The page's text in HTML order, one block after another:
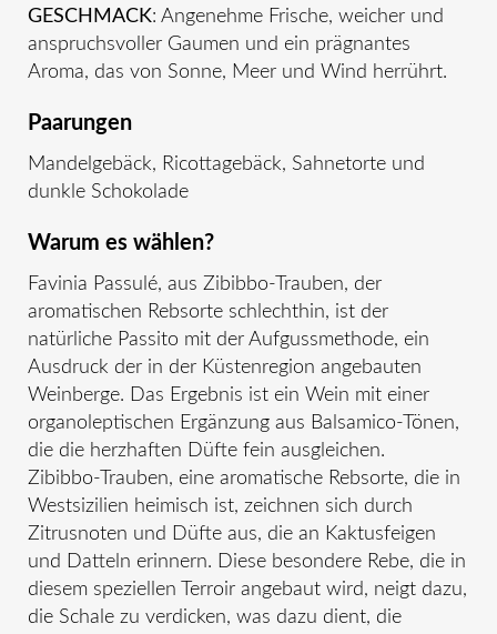
GESCHMACK: Angenehme Frische, weicher und
anspruchsvoller Gaumen und ein prägnantes
Aroma, das von Sonne, Meer und Wind herrührt.
Paarungen
Mandelgebäck, Ricottagebäck, Sahnetorte und
dunkle Schokolade
Warum es wählen?
Favinia Passulé, aus Zibibbo-Trauben, der
aromatischen Rebsorte schlechthin, ist der
natürliche Passito mit der Aufgussmethode, ein
Ausdruck der in der Küstenregion angebauten
Weinberge. Das Ergebnis ist ein Wein mit einer
organoleptischen Ergänzung aus Balsamico-Tönen,
die die herzhaften Düfte fein ausgleichen.
Zibibbo-Trauben, eine aromatische Rebsorte, die in
Westsizilien heimisch ist, zeichnen sich durch
Zitrusnoten und Düfte aus, die an Kaktusfeigen
und Datteln erinnern. Diese besondere Rebe, die in
diesem speziellen Terroir angebaut wird, neigt dazu,
die Schale zu verdicken, was dazu dient, die